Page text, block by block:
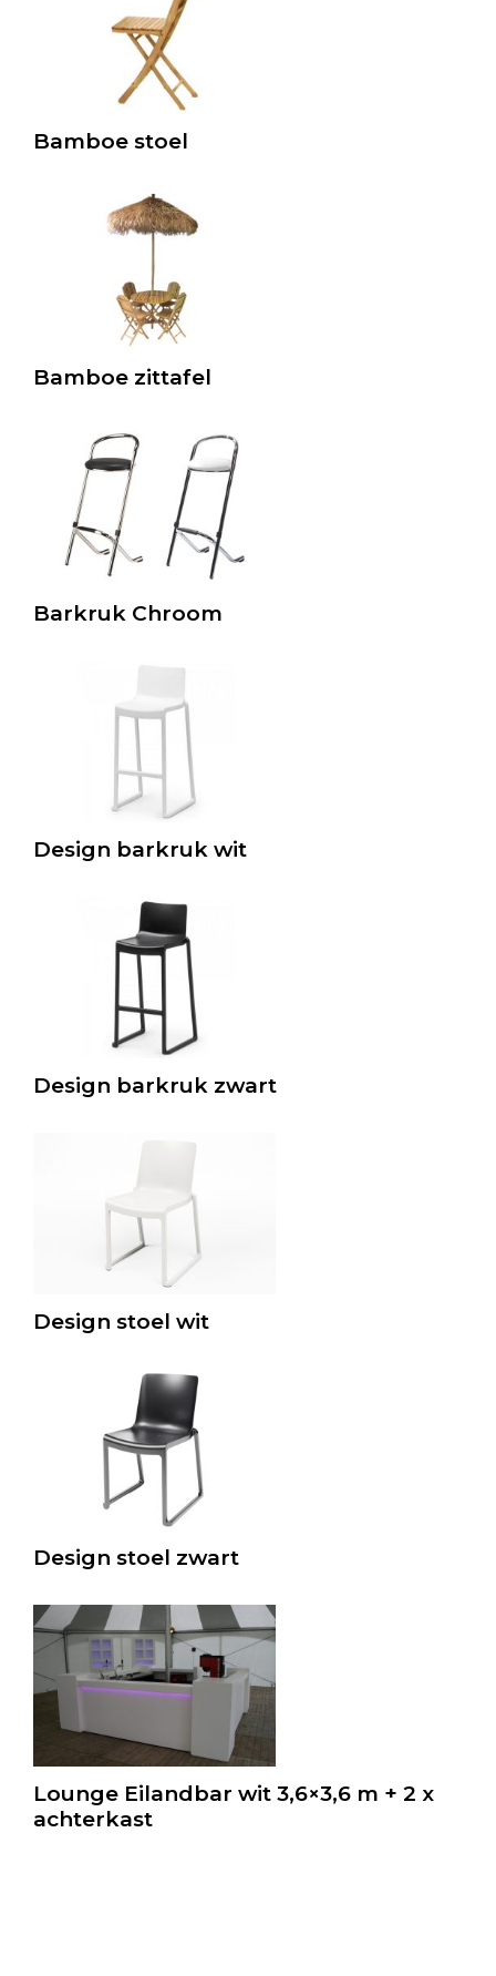
Bamboe stoel
Bamboe zittafel
Barkruk Chroom
Design barkruk wit
Design barkruk zwart
Design stoel wit
Design stoel zwart
Lounge Eilandbar wit 3,6×3,6 m + 2 x
achterkast